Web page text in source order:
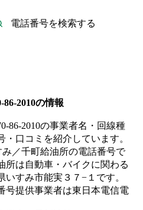
86-2010の情報
86-2010の事業者名・回線種
口コミを紹介しています。
み／千町給油所の電話番号で
所は自動車・バイクに関わる
いすみ市能実３７−１ です。
号提供事業者は東日本電信電